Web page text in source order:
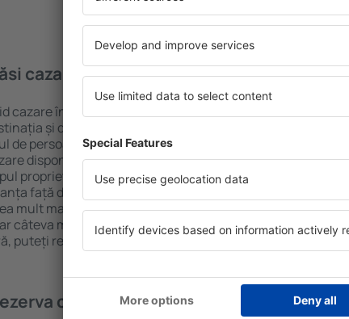
cazare în Quarrata?
cazare în Quarrata folosind un motor de căutare.
și datele de check-in și check-out. După ce
de persoane, motorul de căutare va afișa
disponibile în Quarrata. Filtrarea rezultatelor
proprietăţii, numărul de stele, evaluările
față de centru și opțiunea de anulare gratuită
mult mai ușoară. Astfel veți putea găsi cazare în
câteva minute. În funcție de nevoile
puteți rezerva doar cazare sau un pachet
la
cazare în Quarrata?